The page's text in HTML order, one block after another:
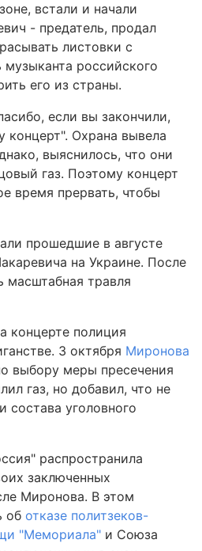
встали и начали
- предатель, продал
листовки с
российского
его из страны.
если вы закончили,
концерт". Охрана вывела
выяснилось, что они
газ. Поэтому концерт
время прервать, чтобы
прошедшие в августе
на Украине. После
масштабная травля
концерте полиция
3 октября Миронова
выбору меры пресечения
газ, но добавил, что не
состава уголовного
распространила
заключенных
Миронова. В этом
об отказе политзеков-
"Мемориала" и Союза